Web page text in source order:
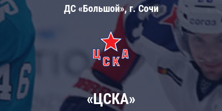
ДС «Большой», г. Сочи
«ЦСКА»